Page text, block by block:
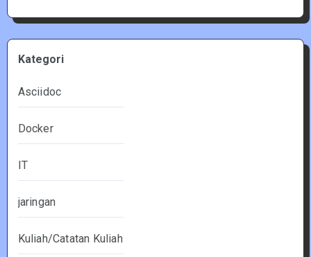
Kategori
Asciidoc
Docker
IT
jaringan
Kuliah/Catatan Kuliah